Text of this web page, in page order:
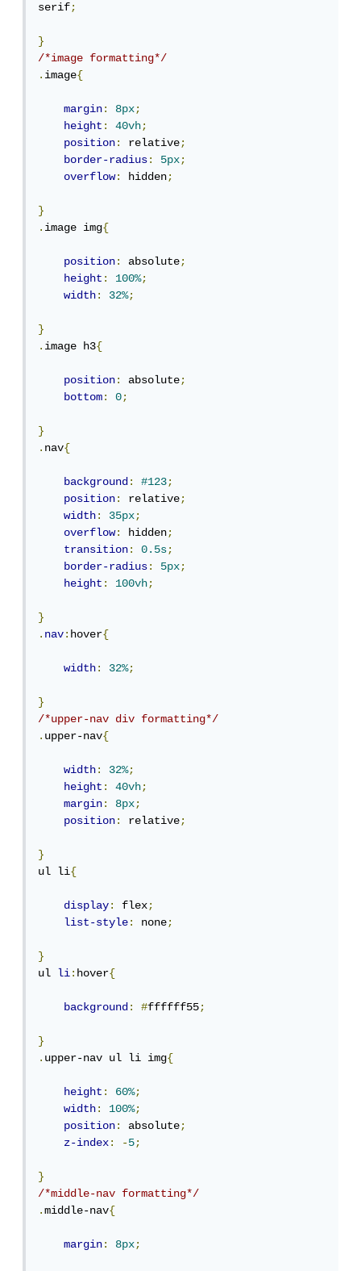
serif;
}
/*image formatting*/
.image{
margin: 8px;
height: 40vh;
position: relative;
border-radius: 5px;
overflow: hidden;
}
.image img{
position: absolute;
height: 100%;
width: 32%;
}
.image h3{
position: absolute;
bottom: 0;
}
.nav{
background: #123;
position: relative;
width: 35px;
overflow: hidden;
transition: 0.5s;
border-radius: 5px;
height: 100vh;
}
.nav:hover{
width: 32%;
}
/*upper-nav div formatting*/
.upper-nav{
width: 32%;
height: 40vh;
margin: 8px;
position: relative;
}
ul li{
display: flex;
list-style: none;
}
ul li:hover{
background: #ffffff55;
}
.upper-nav ul li img{
height: 60%;
width: 100%;
position: absolute;
z-index: -5;
}
/*middle-nav formatting*/
.middle-nav{
margin: 8px;